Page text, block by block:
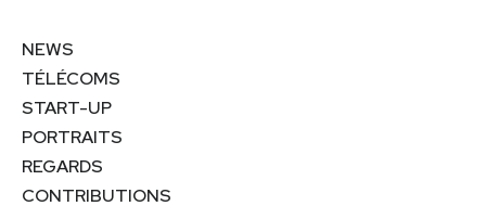
NEWS
TÉLÉCOMS
START-UP
PORTRAITS
REGARDS
CONTRIBUTIONS